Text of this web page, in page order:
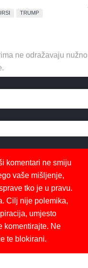
TRUMP
ne odražavaju nužno
komentari ne smiju
vaše mišljenje,
tko je u pravu.
Cilj nije polemika,
umjesto
komentirajte. Ne
te blokirani.